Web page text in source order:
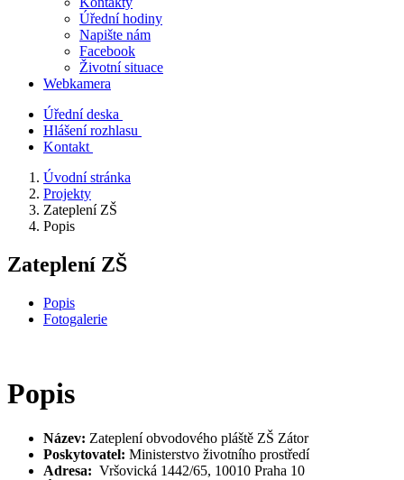
Úřední hodiny
Napište nám
Facebook
Životní situace
Webkamera
Úřední deska
Hlášení rozhlasu
Kontakt
Úvodní stránka
Projekty
Zateplení ZŠ
Popis
Zateplení ZŠ
Popis
Fotogalerie
Popis
Název: Zateplení obvodového pláště ZŠ Zátor
Poskytovatel: Ministerstvo životního prostředí
Adresa: Vršovická 1442/65, 10010 Praha 10